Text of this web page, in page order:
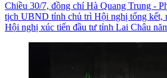
Chiều 30/7, đồng chí Hà Quang Trung -
tịch UBND tỉnh chủ trì Hội nghị tổng kết,
Hội nghị xúc tiến đầu tư tỉnh Lai Châu